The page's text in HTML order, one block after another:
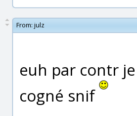
From: julz
euh par contr
cogné snif